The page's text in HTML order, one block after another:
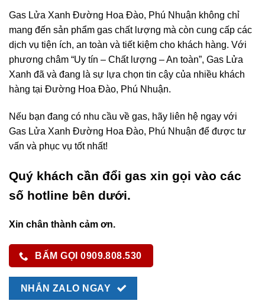
Gas Lửa Xanh Đường Hoa Đào, Phú Nhuận không chỉ
mang đến sản phẩm gas chất lượng mà còn cung cấp các
dịch vụ tiện ích, an toàn và tiết kiệm cho khách hàng. Với
phương châm “Uy tín – Chất lượng – An toàn”, Gas Lửa
Xanh đã và đang là sự lựa chọn tin cậy của nhiều khách
hàng tại Đường Hoa Đào, Phú Nhuận.
Nếu bạn đang có nhu cầu về gas, hãy liên hệ ngay với
Gas Lửa Xanh Đường Hoa Đào, Phú Nhuận để được tư
vấn và phục vụ tốt nhất!
Quý khách cần đổi gas xin gọi vào các
số hotline bên dưới.
Xin chân thành cảm ơn.
BẤM GỌI 0909.808.530
NHẮN ZALO NGAY